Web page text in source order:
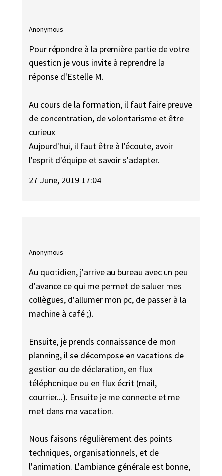
Anonymous
Pour répondre à la première partie de votre
question je vous invite à reprendre la
réponse d'Estelle M.
Au cours de la formation, il faut faire preuve
de concentration, de volontarisme et être
curieux.
Aujourd'hui, il faut être à l'écoute, avoir
l'esprit d'équipe et savoir s'adapter.
27 June, 2019 17:04
Anonymous
Au quotidien, j'arrive au bureau avec un peu
d'avance ce qui me permet de saluer mes
collègues, d'allumer mon pc, de passer à la
machine à café ;).
Ensuite, je prends connaissance de mon
planning, il se décompose en vacations de
gestion ou de déclaration, en flux
téléphonique ou en flux écrit (mail,
courrier...). Ensuite je me connecte et me
met dans ma vacation.
Nous faisons régulièrement des points
techniques, organisationnels, et de
l'animation. L'ambiance générale est bonne,